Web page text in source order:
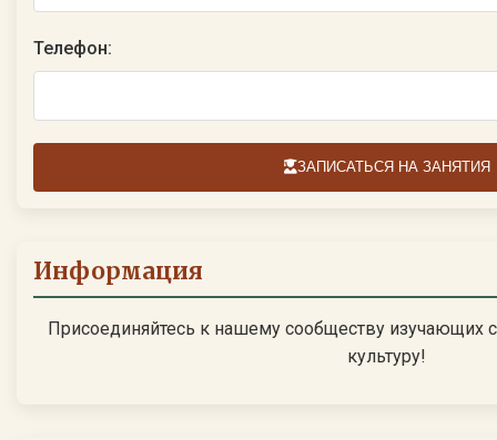
Телефон:
ЗАПИСАТЬСЯ НА ЗАНЯТИЯ
Информация
Присоединяйтесь к нашему сообществу изучающих
культуру!